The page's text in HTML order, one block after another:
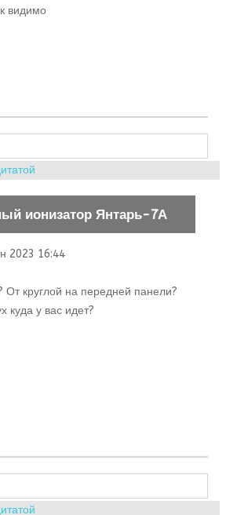
видимо
ионизатор Янтарь-7А
2023 16:44
От круглой на передней панели?
куда у вас идет?